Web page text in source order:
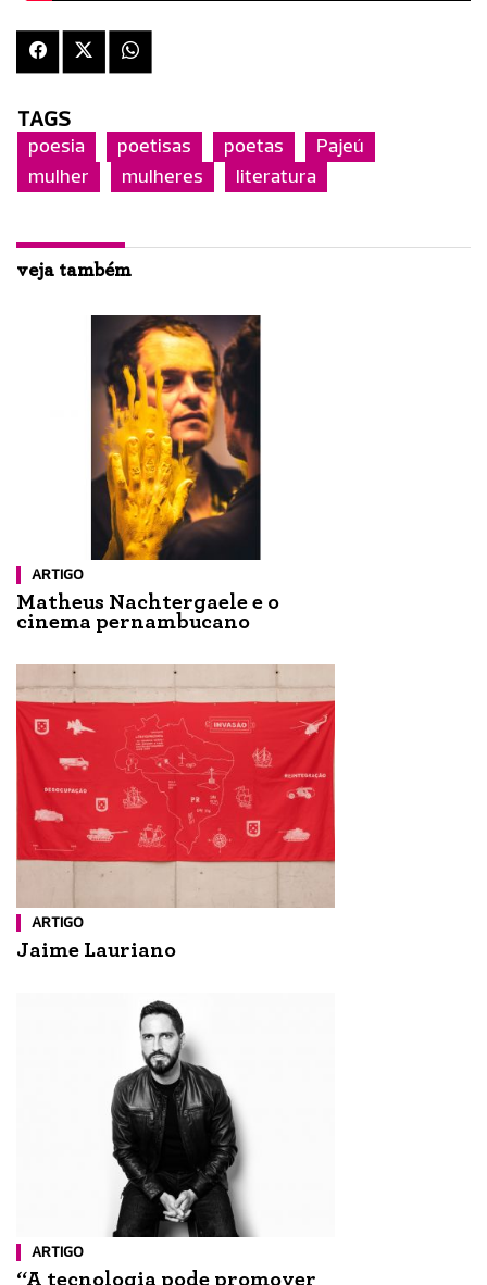
TAGS
poesia poetisas poetas
Pajeú
mulher
mulheres literatura
veja também
ARTIGO
Matheus Nachtergaele e o
cinema pernambucano
ARTIGO
Jaime Lauriano
ARTIGO
“A tecnologia pode promover